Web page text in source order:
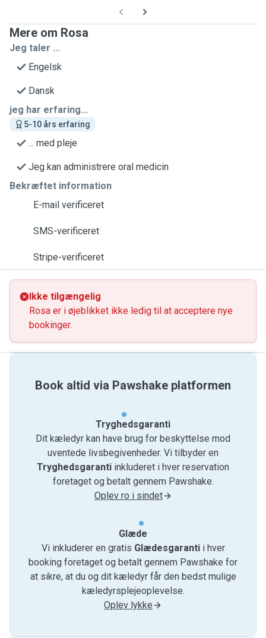
Mere om Rosa
Jeg taler ...
Engelsk
Dansk
jeg har erfaring...
5-10 års erfaring
... med pleje
Jeg kan administrere oral medicin
Bekræftet information
E-mail verificeret
SMS-verificeret
Stripe-verificeret
Ikke tilgængelig
Rosa er i øjeblikket ikke ledig til at acceptere nye
bookinger.
Book altid via Pawshake platformen
Tryghedsgaranti
Dit kæledyr kan have brug for beskyttelse mod
uventede livsbegivenheder. Vi tilbyder en
Tryghedsgaranti inkluderet i hver reservation
foretaget og betalt gennem Pawshake.
Oplev ro i sindet
Glæde
Vi inkluderer en gratis Glædesgarantii hver
booking foretaget og betalt gennem Pawshake for
at sikre, at du og dit kæledyr får den bedst mulige
kæledyrsplejeoplevelse.
Oplev lykke